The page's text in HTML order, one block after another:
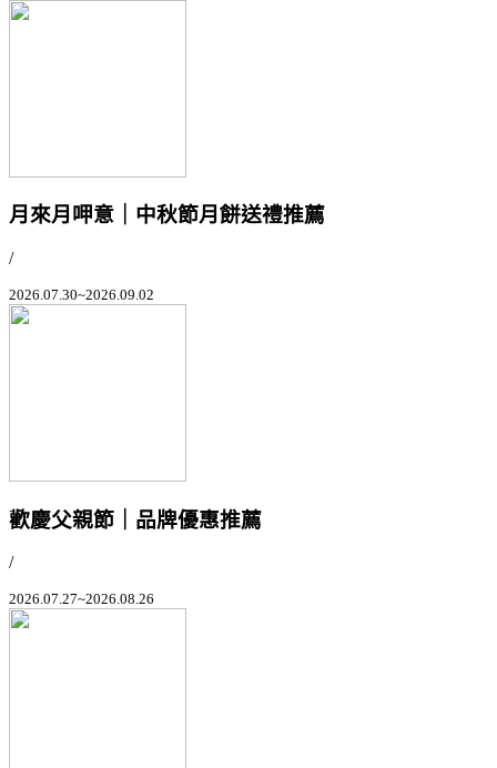
月來月呷意｜中秋節月餅送禮推薦
/
2026.07.30~2026.09.02
歡慶父親節｜品牌優惠推薦
/
2026.07.27~2026.08.26